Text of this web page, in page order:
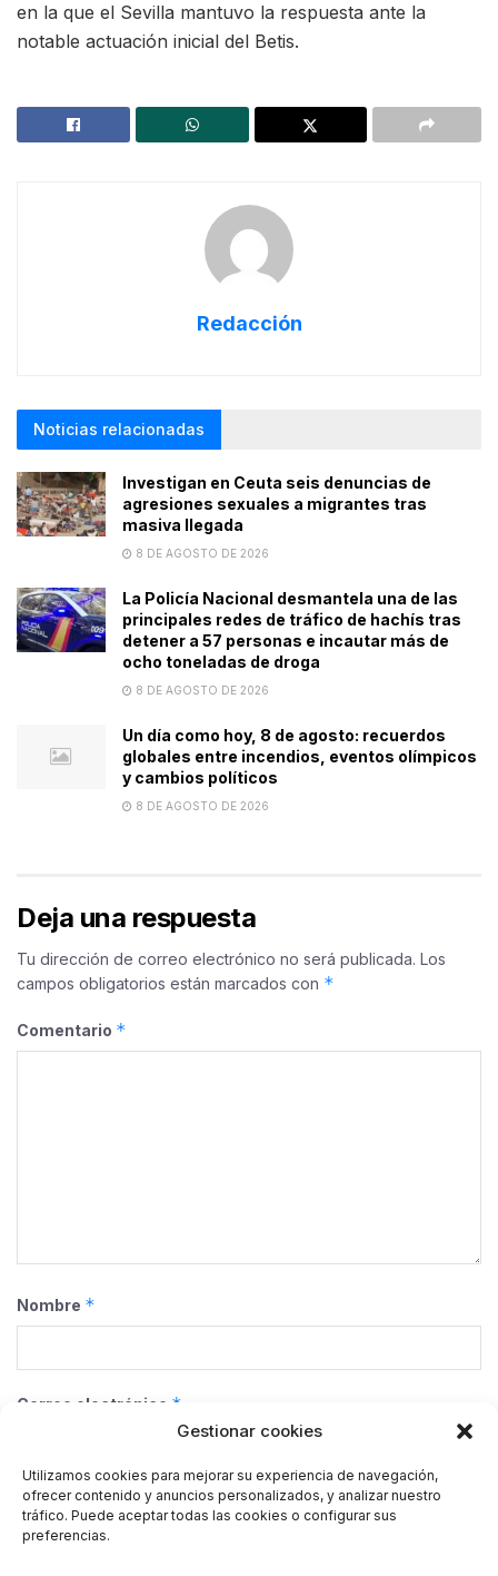
Gestionar cookies
Utilizamos cookies para mejorar su experiencia de navegación,
ofrecer contenido y anuncios personalizados, y analizar nuestro
tráfico. Puede aceptar todas las cookies o configurar sus
preferencias.
en la que el Sevilla mantuvo la respuesta ante la
notable actuación inicial del Betis.
Redacción
Noticias relacionadas
Investigan en Ceuta seis denuncias de
agresiones sexuales a migrantes tras
masiva llegada
8 DE AGOSTO DE 2026
La Policía Nacional desmantela una de las
principales redes de tráfico de hachís tras
detener a 57 personas e incautar más de
ocho toneladas de droga
8 DE AGOSTO DE 2026
Un día como hoy, 8 de agosto: recuerdos
globales entre incendios, eventos olímpicos
y cambios políticos
8 DE AGOSTO DE 2026
Deja una respuesta
Tu dirección de correo electrónico no será publicada. Los
campos obligatorios están marcados con *
Comentario *
Nombre *
Correo electrónico *
Web